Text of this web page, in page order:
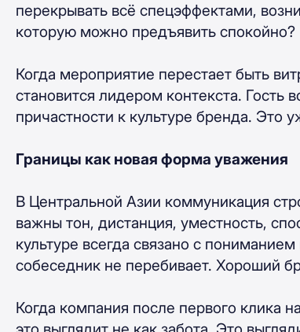
перекрывать всё спецэффектами,
которую можно предъявить спокойно?
Когда мероприятие перестает быть
становится лидером контекста.
причастности к культуре бренда. Это
Границы как новая форма уважения
В Центральной Азии коммуникация
важны тон, дистанция, уместность,
культуре всегда связано с
собеседник не перебивает. Хороший
Когда компания после первого клика